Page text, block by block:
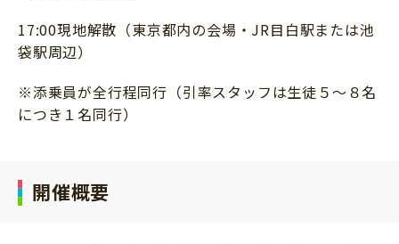
17:00現地解散（東京都内の会場・JR目白駅または池
袋駅周辺）
※添乗員が全行程同行（引率スタッフは生徒５～８名
につき１名同行）
開催概要